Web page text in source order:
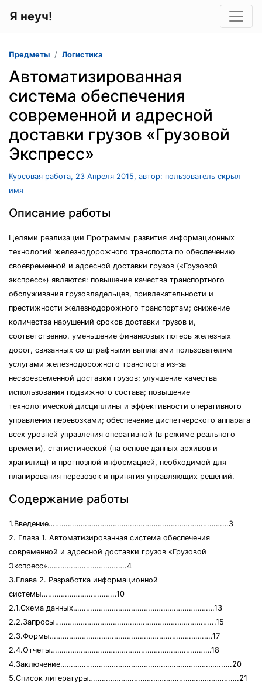
Я неуч!
Предметы Логистика
Автоматизированная
система обеспечения
современной и адресной
доставки грузов «Грузовой
Экспресс»
Курсовая работа, 23 Апреля 2015, автор: пользователь скрыл
имя
Описание работы
Целями реализации Программы развития информационных
технологий железнодорожного транспорта по обеспечению
своевременной и адресной доставки грузов («Грузовой
экспресс») являются: повышение качества транспортного
обслуживания грузовладельцев, привлекательности и
престижности железнодорожного транспортам; снижение
количества нарушений сроков доставки грузов и,
соответственно, уменьшение финансовых потерь железных
дорог, связанных со штрафными выплатами пользователям
услугами железнодорожного транспорта из-за
несвоевременной доставки грузов; улучшение качества
использования подвижного состава; повышение
технологической дисциплины и эффективности оперативного
управления перевозками; обеспечение диспетчерского аппарата
всех уровней управления оперативной (в режиме реального
времени), статистической (на основе данных архивов и
хранилищ) и прогнозной информацией, необходимой для
планирования перевозок и принятия управляющих решений.
Содержание работы
1.Введение…………………………………………………………………………3
2. Глава 1. Автоматизированная система обеспечения
современной и адресной доставки грузов «Грузовой
Экспресс»……………………………….4
3.Глава 2. Разработка информационной
системы……………………………..10
2.1.Схема данных…………………………………………………………13
2.2.Запросы………………………………………………………………...15
2.3.Формы………………………………………………………………….17
2.4.Отчеты…………………………………………………………………18
4.Заключение………………………………………………………………….….20
5.Список литературы…………………………………………………………….21